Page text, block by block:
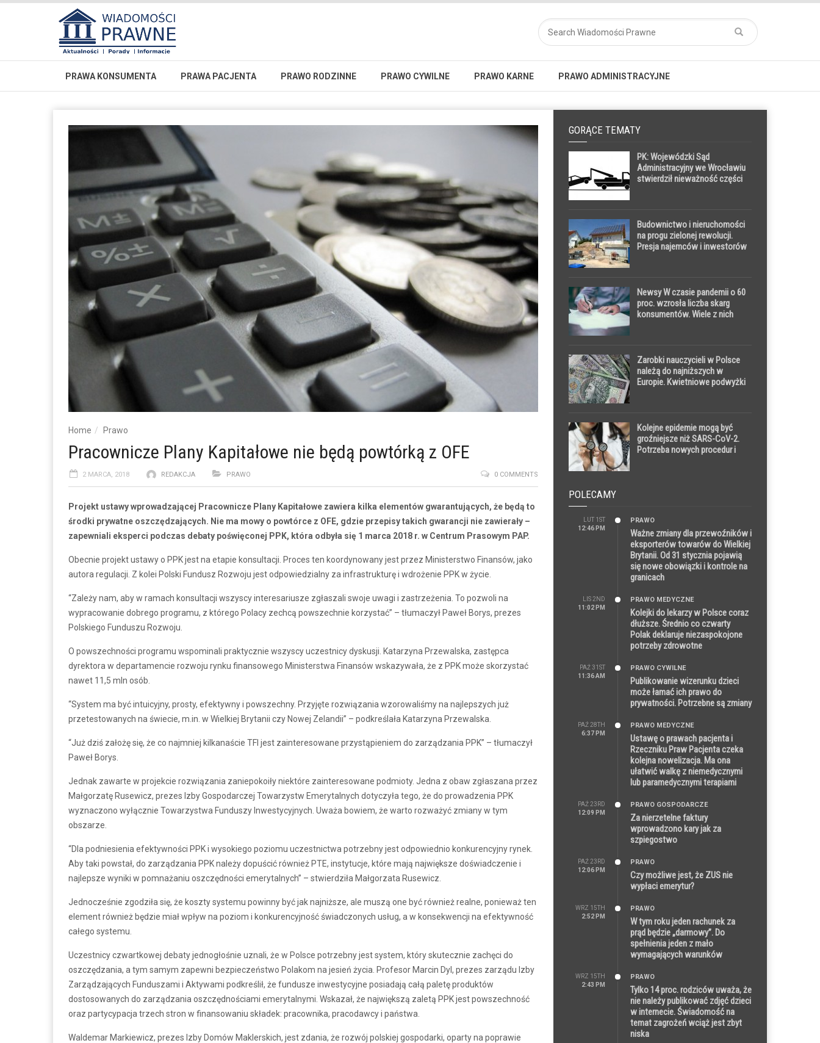
PRAWA KONSUMENTA PRAWA PACJENTA PRAWO RODZINNE PRAWO CYWILNE PRAWO KARNE PRAWO ADMINISTRACYJNE
Home Prawo
Pracownicze Plany Kapitałowe nie będą powtórką z OFE
2 MARCA, 2018 REDAKCJA PRAWO 0 COMMENTS
Projekt ustawy wprowadzającej Pracownicze Plany Kapitałowe zawiera kilka elementów gwarantujących, że będą to
środki prywatne oszczędzających. Nie ma mowy o powtórce z OFE, gdzie przepisy takich gwarancji nie zawierały –
zapewniali eksperci podczas debaty poświęconej PPK, która odbyła się 1 marca 2018 r. w Centrum Prasowym PAP.
Obecnie projekt ustawy o PPK jest na etapie konsultacji. Proces ten koordynowany jest przez Ministerstwo Finansów, jako
autora regulacji. Z kolei Polski Fundusz Rozwoju jest odpowiedzialny za infrastrukturę i wdrożenie PPK w życie.
“Zależy nam, aby w ramach konsultacji wszyscy interesariusze zgłaszali swoje uwagi i zastrzeżenia. To pozwoli na
wypracowanie dobrego programu, z którego Polacy zechcą powszechnie korzystać” – tłumaczył Paweł Borys, prezes
Polskiego Funduszu Rozwoju.
O powszechności programu wspominali praktycznie wszyscy uczestnicy dyskusji. Katarzyna Przewalska, zastępca
dyrektora w departamencie rozwoju rynku finansowego Ministerstwa Finansów wskazywała, że z PPK może skorzystać
nawet 11,5 mln osób.
“System ma być intuicyjny, prosty, efektywny i powszechny. Przyjęte rozwiązania wzorowaliśmy na najlepszych już
przetestowanych na świecie, m.in. w Wielkiej Brytanii czy Nowej Zelandii” – podkreślała Katarzyna Przewalska.
“Już dziś założę się, że co najmniej kilkanaście TFI jest zainteresowane przystąpieniem do zarządzania PPK” – tłumaczył
Paweł Borys.
Jednak zawarte w projekcie rozwiązania zaniepokoiły niektóre zainteresowane podmioty. Jedna z obaw zgłaszana przez
Małgorzatę Rusewicz, prezes Izby Gospodarczej Towarzystw Emerytalnych dotyczyła tego, że do prowadzenia PPK
wyznaczono wyłącznie Towarzystwa Funduszy Inwestycyjnych. Uważa bowiem, że warto rozważyć zmiany w tym
obszarze.
“Dla podniesienia efektywności PPK i wysokiego poziomu uczestnictwa potrzebny jest odpowiednio konkurencyjny rynek.
Aby taki powstał, do zarządzania PPK należy dopuścić również PTE, instytucje, które mają największe doświadczenie i
najlepsze wyniki w pomnażaniu oszczędności emerytalnych” – stwierdziła Małgorzata Rusewicz.
Jednocześnie zgodziła się, że koszty systemu powinny być jak najniższe, ale muszą one być również realne, ponieważ ten
element również będzie miał wpływ na poziom i konkurencyjność świadczonych usług, a w konsekwencji na efektywność
całego systemu.
Uczestnicy czwartkowej debaty jednogłośnie uznali, że w Polsce potrzebny jest system, który skutecznie zachęci do
oszczędzania, a tym samym zapewni bezpieczeństwo Polakom na jesień życia. Profesor Marcin Dyl, prezes zarządu Izby
Zarządzających Funduszami i Aktywami podkreślił, że fundusze inwestycyjne posiadają całą paletę produktów
dostosowanych do zarządzania oszczędnościami emerytalnymi. Wskazał, że największą zaletą PPK jest powszechność
oraz partycypacja trzech stron w finansowaniu składek: pracownika, pracodawcy i państwa.
Waldemar Markiewicz, prezes Izby Domów Maklerskich, jest zdania, że rozwój polskiej gospodarki, oparty na poprawie
GORĄCE TEMATY
PK: Wojewódzki Sąd
Administracyjny we Wrocławiu
stwierdził nieważność części
pojazdów z drogi i ich
przechowywanie na parkingach
strzeżonych
Budownictwo i nieruchomości
na progu zielonej rewolucji.
Presja najemców i inwestorów
Newsy W czasie pandemii o 60
proc. wzrosła liczba skarg
konsumentów. Wiele z nich
Zarobki nauczycieli w Polsce
należą do najniższych w
Europie. Kwietniowe podwyżki
Kolejne epidemie mogą być
groźniejsze niż SARS-CoV-2.
Potrzeba nowych procedur i
POLECAMY
LUT 1ST
12:46 PM
PRAWO
Ważne zmiany dla przewoźników i
eksporterów towarów do Wielkiej
Brytanii. Od 31 stycznia pojawią
się nowe obowiązki i kontrole na
granicach
LIS 2ND
11:02 PM
PRAWO MEDYCZNE
Kolejki do lekarzy w Polsce coraz
dłuższe. Średnio co czwarty
Polak deklaruje niezaspokojone
potrzeby zdrowotne
PAŹ 31ST
11:36 AM
PRAWO CYWILNE
Publikowanie wizerunku dzieci
może łamać ich prawo do
prywatności. Potrzebne są zmiany
PAŹ 28TH
6:37 PM
PRAWO MEDYCZNE
Ustawę o prawach pacjenta i
Rzeczniku Praw Pacjenta czeka
kolejna nowelizacja. Ma ona
ułatwić walkę z niemedycznymi
lub paramedycznymi terapiami
PAŹ 23RD
12:09 PM
PRAWO GOSPODARCZE
Za nierzetelne faktury
wprowadzono kary jak za
szpiegostwo
PAŹ 23RD
12:06 PM
PRAWO
Czy możliwe jest, że ZUS nie
wypłaci emerytur?
WRZ 15TH
2:52 PM
PRAWO
W tym roku jeden rachunek za
prąd będzie „darmowy”. Do
spełnienia jeden z mało
wymagających warunków
WRZ 15TH
2:43 PM
PRAWO
Tylko 14 proc. rodziców uważa, że
nie należy publikować zdjęć dzieci
w internecie. Świadomość na
temat zagrożeń wciąż jest zbyt
niska